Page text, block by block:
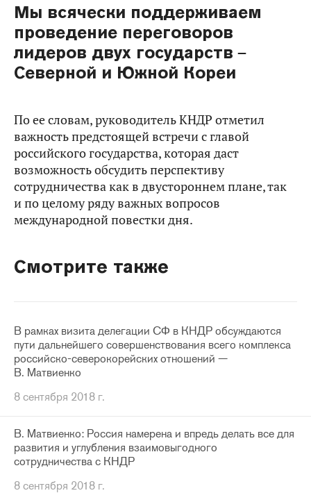
Мы всячески поддерживаем
проведение переговоров
лидеров двух государств –
Северной и Южной Кореи
По ее словам, руководитель КНДР отметил
важность предстоящей встречи с главой
российского государства, которая даст
возможность обсудить перспективу
сотрудничества как в двустороннем плане, так
и по целому ряду важных вопросов
международной повестки дня.
Смотрите также
В рамках визита делегации СФ в КНДР обсуждаются
пути дальнейшего совершенствования всего комплекса
российско-северокорейских отношений —
В. Матвиенко
8 сентября 2018 г.
В. Матвиенко: Россия намерена и впредь делать все для
развития и углубления взаимовыгодного
сотрудничества с КНДР
8 сентября 2018 г.